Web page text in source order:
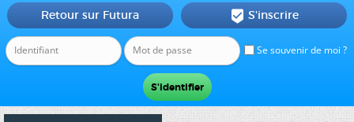
Se souvenir de moi ?
Retour sur Futura  S'inscrire